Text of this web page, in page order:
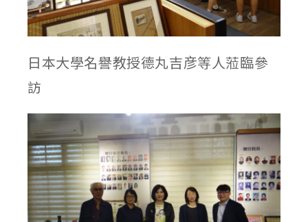
日本大學名譽教授德丸吉彦等人蒞臨參
訪